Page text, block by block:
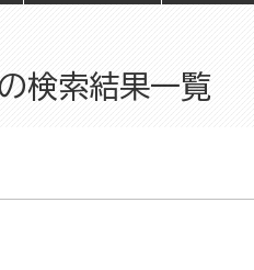
の検索結果一覧